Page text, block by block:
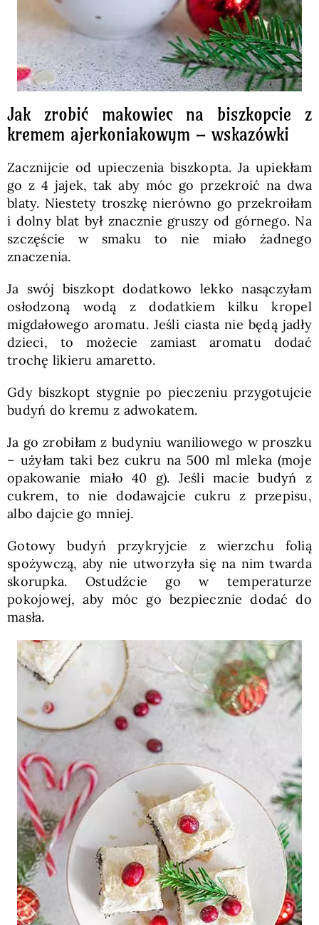
Jak zrobić makowiec na biszkopcie z
kremem ajerkoniakowym – wskazówki
Zacznijcie od upieczenia biszkopta. Ja upiekłam
go z 4 jajek, tak aby móc go przekroić na dwa
blaty. Niestety troszkę nierówno go przekroiłam
i dolny blat był znacznie gruszy od górnego. Na
szczęście w smaku to nie miało żadnego
znaczenia.
Ja swój biszkopt dodatkowo lekko nasączyłam
osłodzoną wodą z dodatkiem kilku kropel
migdałowego aromatu. Jeśli ciasta nie będą jadły
dzieci, to możecie zamiast aromatu dodać
trochę likieru amaretto.
Gdy biszkopt stygnie po pieczeniu przygotujcie
budyń do kremu z adwokatem.
Ja go zrobiłam z budyniu waniliowego w proszku
– użyłam taki bez cukru na 500 ml mleka (moje
opakowanie miało 40 g). Jeśli macie budyń z
cukrem, to nie dodawajcie cukru z przepisu,
albo dajcie go mniej.
Gotowy budyń przykryjcie z wierzchu folią
spożywczą, aby nie utworzyła się na nim twarda
skorupka. Ostudźcie go w temperaturze
pokojowej, aby móc go bezpiecznie dodać do
masła.